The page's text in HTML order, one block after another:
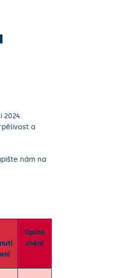
2024.
a
nám na
Úplné
znění